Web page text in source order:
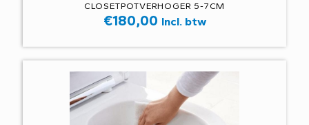
CLOSETPOTVERHOGER 5-7CM
€180,00 Incl. btw